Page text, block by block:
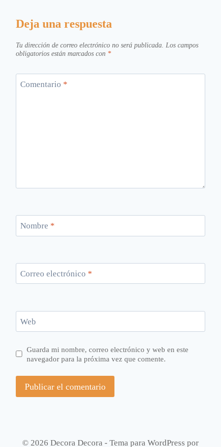
Deja una respuesta
Tu dirección de correo electrónico no será publicada. Los campos
obligatorios están marcados con *
Comentario *
Nombre *
Correo electrónico *
Web
Guarda mi nombre, correo electrónico y web en este
navegador para la próxima vez que comente.
© 2026 Decora Decora - Tema para WordPress por